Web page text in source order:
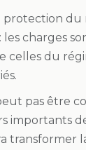
du
charges
celles du
pas être
importants
transformer